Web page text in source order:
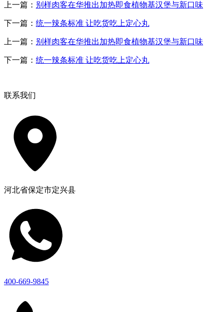
上一篇： 别样肉客在华推出加热即食植物基汉堡与新口味
下一篇： 统一辣条标准 让吃货吃上定心丸
上一篇： 别样肉客在华推出加热即食植物基汉堡与新口味
下一篇： 统一辣条标准 让吃货吃上定心丸
联系我们
河北省保定市定兴县
400-669-9845